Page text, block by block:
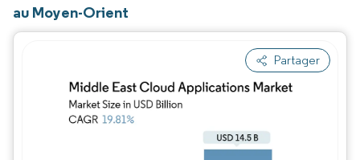
au Moyen-Orient
Partager